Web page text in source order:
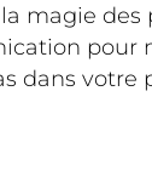
magie des
pour
dans votre